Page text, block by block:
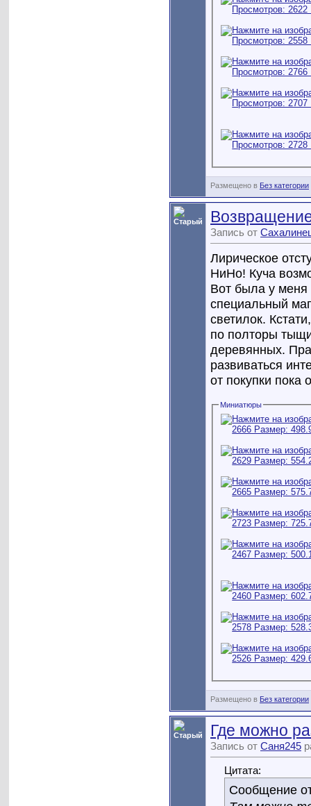
Размещено в Без категории
Запись от
Лирическое
НиНо! Куча
Вот была у
специальный
светилок.
по полторы тыщи
деревянных.
развиваться
от покупки пока
Миниатюры
Размещено в Без категории
Где можно
Запись от Саня245
Цитата:
Сообщение